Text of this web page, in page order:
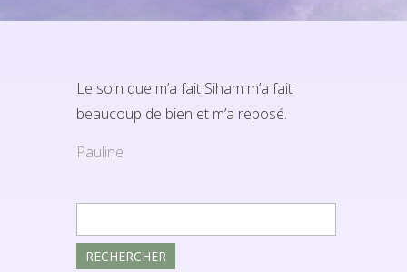
Le soin que m’a fait Siham m’a fait
beaucoup de bien et m’a reposé.
Pauline
Rechercher :